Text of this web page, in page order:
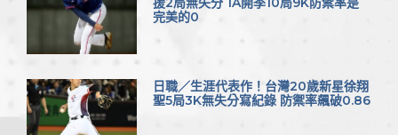
完美的0
日職／生涯代表作！台灣20歲新星徐翔
聖5局3K無失分寫紀錄 防禦率飆破0.86